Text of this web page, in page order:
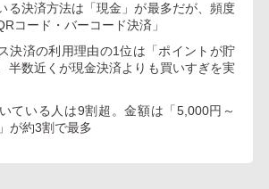
る決済方法は「現金」が最多だが、頻度
コード・バーコード決済」
決済の利用理由の1位は「ポイントが貯
半数近くが現金決済よりも買いすぎを実
ている人は9割超 。金額は「5,000円～
が約3割で最多